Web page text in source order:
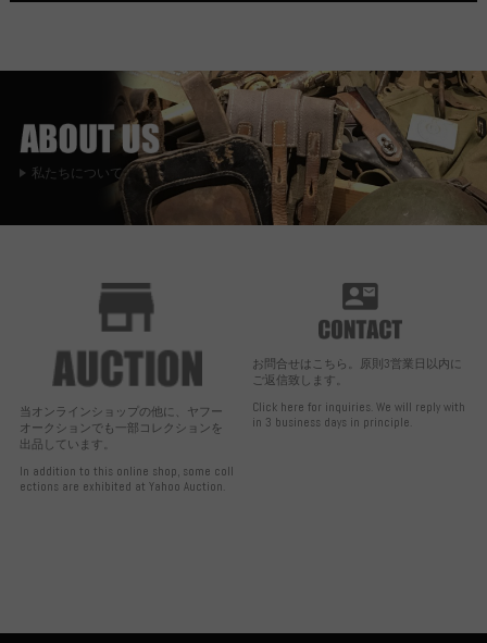
私たちについて
当オンラインショップの他に、ヤフー
オークションでも一部コレクションを
出品しています。
In addition to this online shop, some coll
ections are exhibited at Yahoo Auction.
お問合せはこちら。原則3営業日以内に
ご返信致します。
Click here for inquiries. We will reply with
in 3 business days in principle.